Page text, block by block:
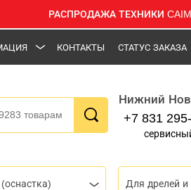
РАСПРОДАЖА ТЕХНИКИ
КОНТАКТЫ СТАТУС ЗАКАЗА
Нижний
+7 831
Для дрелей